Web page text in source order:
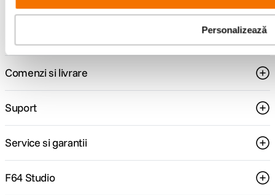
Personalizează
specializata
499lei
Comenzi si livrare
Suport
Service si garantii
F64 Studio